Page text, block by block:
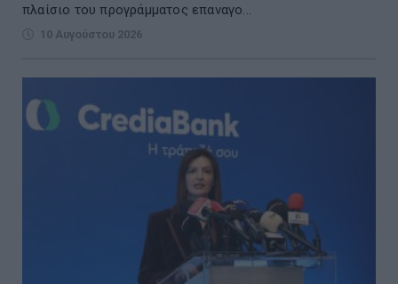
πλαίσιο του προγράμματος επαναγο...
10 Αυγούστου 2026